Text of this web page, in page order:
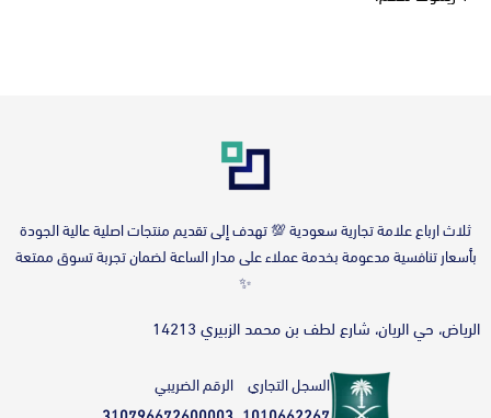
‎ثلاث ارباع علامة تجارية سعودية 💯 تهدف إلى تقديم منتجات اصلية عالية الجودة
بأسعار تنافسية مدعومة بخدمة عملاء على مدار الساعة لضمان تجربة تسوق ممتعة
✨
الرياض، حي الريان، شارع لطف بن محمد الزبيري 14213
السجل التجاري
الرقم الضريبي